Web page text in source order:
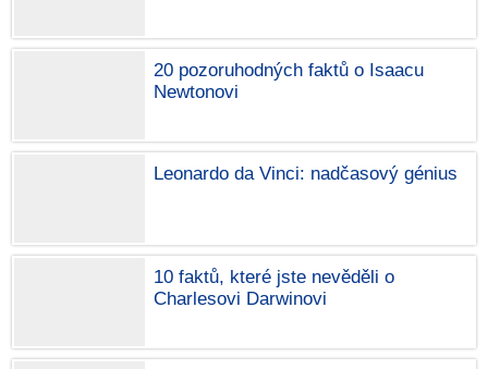
20 pozoruhodných faktů o Isaacu
Newtonovi
Leonardo da Vinci: nadčasový génius
10 faktů, které jste nevěděli o
Charlesovi Darwinovi